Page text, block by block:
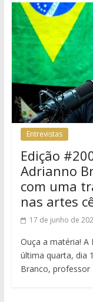
Entrevistas
Edição
Adrianno
com uma
nas artes
17 de junho de
Ouça a matéria! A
última quarta, dia
Branco, professor